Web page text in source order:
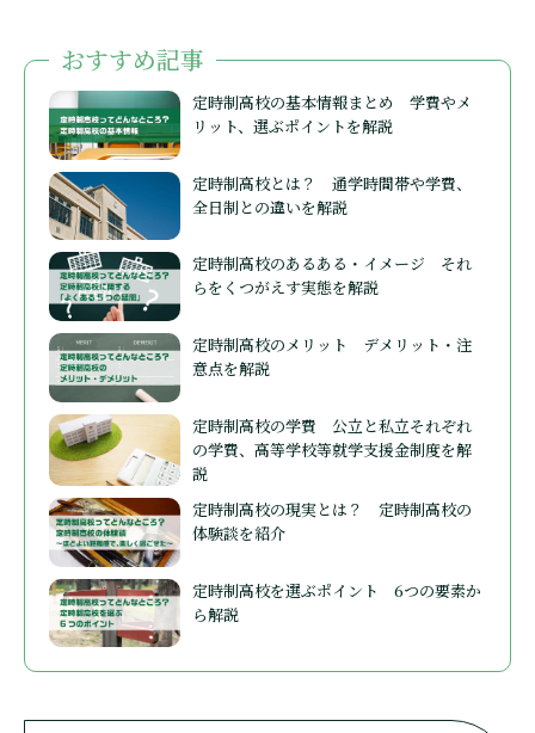
おすすめ記事
定時制高校の基本情報まとめ 学費やメ
リット、選ぶポイントを解説
定時制高校とは？ 通学時間帯や学費、
全日制との違いを解説
定時制高校のあるある・イメージ それ
らをくつがえす実態を解説
定時制高校のメリット デメリット・注
意点を解説
定時制高校の学費 公立と私立それぞれ
の学費、高等学校等就学支援金制度を解
説
定時制高校の現実とは？ 定時制高校の
体験談を紹介
定時制高校を選ぶポイント 6つの要素か
ら解説